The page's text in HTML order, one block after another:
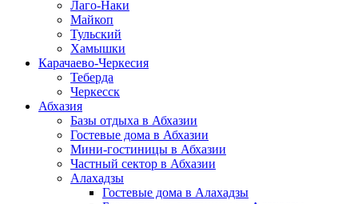
Лаго-Наки
Майкоп
Тульский
Хамышки
Карачаево-Черкесия
Теберда
Черкесск
Абхазия
Базы отдыха в Абхазии
Гостевые дома в Абхазии
Мини-гостиницы в Абхазии
Частный сектор в Абхазии
Алахадзы
Гостевые дома в Алахадзы